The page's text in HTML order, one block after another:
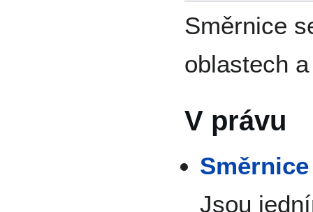
Směrnice
oblastech
V právu
Jsou